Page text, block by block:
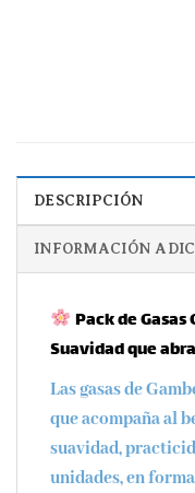
DESCRIPCIÓN
INFORMACIÓN
Pack de
Suavidad que
Las gasas de
que acompaña al
suavidad,
unidades, en